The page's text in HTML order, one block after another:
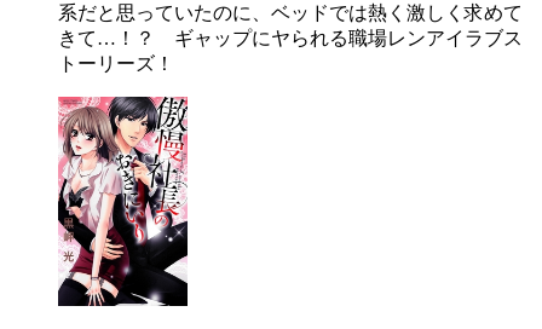
系だと思っていたのに、ベッドでは熱く激しく求めて
きて…！？ ギャップにヤられる職場レンアイラブス
トーリーズ！